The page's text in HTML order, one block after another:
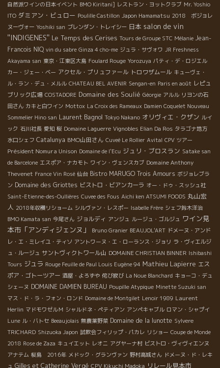
自然派ワインの日本イベント BMO Kiritani] レストラン・ヨットクラブ Mr. Yoshio
ITO ダミアン・ビュロー Poulille Castillon Japon Hamamatsu 2018 ボジョレ
ヌーヴォー Yoshiki san ブレンダン・トレイシー 日本 salon de vin
''INDIGENES'' Le Temps des Cerises Tours de Groupe STC Mélanie Jean-
Francois NIQ vin du sabre Ginza 4 cho-me ジュラ・サヴォワ JR Freshness
Akayama san 東京・江東区大島 Foulard Rouge Yorozuya パティ・デ・ロジエル
カー・ジェー・ベー アクセル・プリュファール トロワザムール キューヴェ・
ル・ラン・デュ・メルル CHATEAU BEL AVENIR Sengan-en Paris en août レピュ
ブリック広場 COSTADORE Domaine des Soulié Géorgie アルル リヨンの石
田さん カキと白ワイン Mottox La Croix des Rameaux Damien Coquelet Nouveau
Sommelier Hino san Laurent Bagnol Tokyo Nakano オリヴィエ・クザン ルイ
ック 石川社長 愛知 桜 Domaine Laguerre Vignobles Elian Da Ros タラゴナ地方
水口シェフ Catalunya BMO山田さん Cuveé Le Rollier Avital CPV ツアー
Président Nomura Unison Domaine de l'Ecu ジュリ・ブロスラン Satake san
de Barcelone エスポア・ナカモト ワイン・ヴェンスカブ Domaine Anthony
Thevenet France Vin Rosé 仙台 Bistro MARUGO Trois Amours ボジョレブラ
ン Domaine des Griottes ビストロ・ビアンカーラ オー・ドゥ・スッシュ社
Saint-Etienne-des-Oullières Cuvee des Fous Aichi ken ATSUMI FOODS 丸山宏
人 2018年収穫リショーム シルヴァン・レスポー Isabelle Frère シェフ鈴木洋治
BMO Kamata san 今尾さん ジョルディ アンジュ ルージュ・ゴルジュ ワイン見
本市「アンディジェンヌ」
Bruno Granier BEAUJOL'ART ドメーヌ・アンド
レ・エ・ミレイユ・ティソ アントワーヌ・エ・ローランス・ジョリ ラ・ヴィエルジ
ュ・ルージュ サントヴィクトワール山 DOMAINE CHRISTIAN BINNER Ishibashi
Tours ジュラ Rouge Feuille de Paul Louis Eugène 94 Mathieu Lapierre エス
ポア・ゴトーツアー 酒屋・よろずや 侘び寂び La Noue Blanchard キョーコ・デュ
シェーヌ DOMAINE DAMIEN BUREAU Poupille Atypique Minette Suzuki san
マス・ド・ラ・フォン・ロンド Domaine de Montgilet Lenoir 1989 Laurent
Herlin マドモワゼルＭ シャルドネ・ペティアン アンペキャブル ロマン・シャプイ
Lune ル・バトセ Beeaujolais 無農薬野菜 Domaine de la lunotte Sylvere
TRICHARD Shizuoka Japon 試飲会フィリップ・パカレ リショー Coupe de Monde
2018 Rose de Zaza キュイエット レオニ アグヤーナ村 ビストロ・ヴィヴィエンヌ
アナテム 桜島 2016年 メドック・グランヴァン 野村高城さん ドメーヌ・ド・レキ
ュ Gilles et Catherine Vergé CPV Kikuchi Madoka リレール見本市